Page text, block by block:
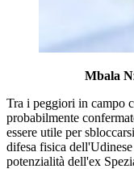
Mbala
Tra i peggiori in campo
probabilmente
essere utile per
difesa fisica
potenzialità dell'ex